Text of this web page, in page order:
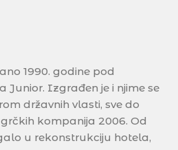
1990. godine pod
Junior. Izgrađen je i njime se
državnih vlasti, sve do
kompanija 2006. Od
u rekonstrukciju hotela,